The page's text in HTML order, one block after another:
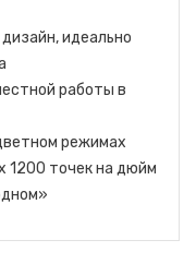
идеально
работы в
режимах
1200 точек на дюйм